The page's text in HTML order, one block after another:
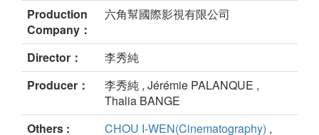
Production
Company：
六角幫國際影視有限公司
Director：
李秀純
Producer：
李秀純 , Jérémie PALANQUE ,
Thalia BANGE
Others :
CHOU I-WEN(Cinematography) ,